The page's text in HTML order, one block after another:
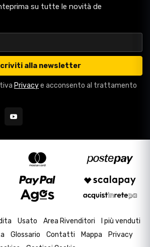
su tutte le novità de
alla newsletter
Privacye acconsento al trattamento
Usato Area Rivenditori
I più venduti
Glossario Contatti Mappa
Privacy